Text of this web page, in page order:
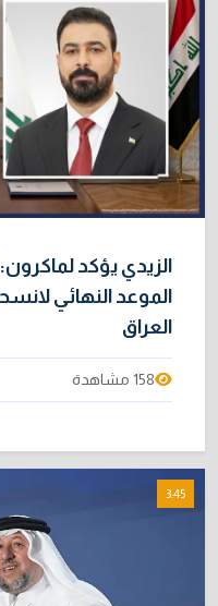
الموعد النهائي
العراق
158 مشاهدة
3:45